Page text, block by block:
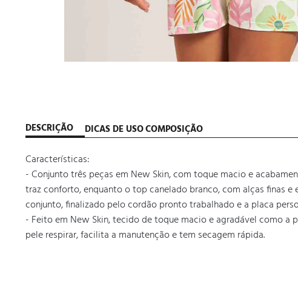
DESCRIÇÃO DICAS DE USOCOMPOSIÇÃO
Características:
- Conjunto três peças em New Skin, com toque macio e
traz conforto, enquanto o top canelado branco, com alças finas
conjunto, finalizado pelo cordão pronto trabalhado e a placa
- Feito em New Skin, tecido de toque macio e agradável como a
pele respirar, facilita a manutenção e tem secagem rápida.